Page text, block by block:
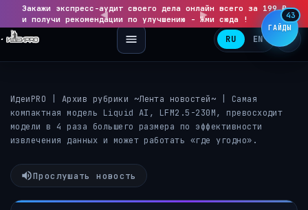
◀Закажи экспресс-аудит своего дела онлайн всего за 199 ₽
и получи рекомендации по улучшению - Жми сюда !
▶
RU EN
ИдеиPRO Архив рубрики ~Лента новостей~
Самая
компактная модель Liquid AI, LFM2.5-230M, превосходит
модели в 4 раза большего размера по эффективности
извлечения данных и может работать «где угодно».
Прослушать новость
ГАЙДЫ
43